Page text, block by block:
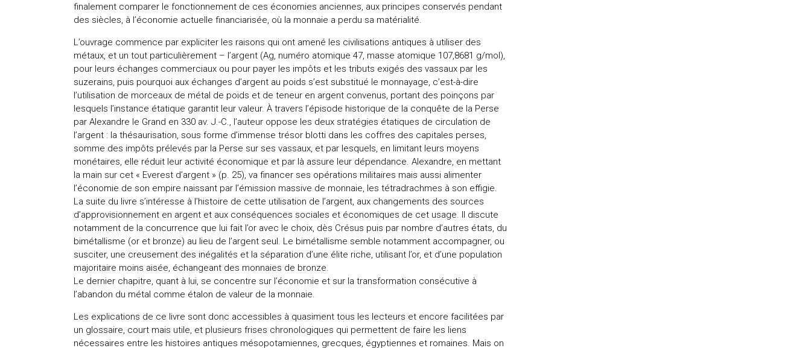
finalement comparer le fonctionnement de ces économies anciennes, aux principes conservés pendant
des siècles, à l’économie actuelle financiarisée, où la monnaie a perdu sa matérialité.
L’ouvrage commence par expliciter les raisons qui ont amené les civilisations antiques à utiliser des
métaux, et un tout particulièrement – l’argent (Ag, numéro atomique 47, masse atomique 107,8681 g/mol),
pour leurs échanges commerciaux ou pour payer les impôts et les tributs exigés des vassaux par les
suzerains, puis pourquoi aux échanges d’argent au poids s’est substitué le monnayage, c’est-à-dire
l’utilisation de morceaux de métal de poids et de teneur en argent convenus, portant des poinçons par
lesquels l’instance étatique garantit leur valeur. À travers l’épisode historique de la conquête de la Perse
par Alexandre le Grand en 330 av. J.-C., l’auteur oppose les deux stratégies étatiques de circulation de
l’argent : la thésaurisation, sous forme d’immense trésor blotti dans les coffres des capitales perses,
somme des impôts prélevés par la Perse sur ses vassaux, et par lesquels, en limitant leurs moyens
monétaires, elle réduit leur activité économique et par là assure leur dépendance. Alexandre, en mettant
la main sur cet « Everest d’argent » (p. 25), va financer ses opérations militaires mais aussi alimenter
l’économie de son empire naissant par l’émission massive de monnaie, les tétradrachmes à son effigie.
La suite du livre s’intéresse à l’histoire de cette utilisation de l’argent, aux changements des sources
d’approvisionnement en argent et aux conséquences sociales et économiques de cet usage. Il discute
notamment de la concurrence que lui fait l’or avec le choix, dès Crésus puis par nombre d’autres états, du
bimétallisme (or et bronze) au lieu de l’argent seul. Le bimétallisme semble notamment accompagner, ou
susciter, une creusement des inégalités et la séparation d’une élite riche, utilisant l’or, et d’une population
majoritaire moins aisée, échangeant des monnaies de bronze.
Le dernier chapitre, quant à lui, se concentre sur l’économie et sur la transformation consécutive à
l’abandon du métal comme étalon de valeur de la monnaie.
Les explications de ce livre sont donc accessibles à quasiment tous les lecteurs et encore facilitées par
un glossaire, court mais utile, et plusieurs frises chronologiques qui permettent de faire les liens
nécessaires entre les histoires antiques mésopotamiennes, grecques, égyptiennes et romaines. Mais on